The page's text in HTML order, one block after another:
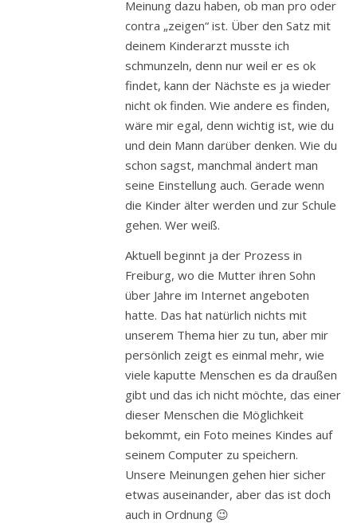
Meinung dazu haben, ob man pro oder
contra „zeigen“ ist. Über den Satz mit
deinem Kinderarzt musste ich
schmunzeln, denn nur weil er es ok
findet, kann der Nächste es ja wieder
nicht ok finden. Wie andere es finden,
wäre mir egal, denn wichtig ist, wie du
und dein Mann darüber denken. Wie du
schon sagst, manchmal ändert man
seine Einstellung auch. Gerade wenn
die Kinder älter werden und zur Schule
gehen. Wer weiß.
Aktuell beginnt ja der Prozess in
Freiburg, wo die Mutter ihren Sohn
über Jahre im Internet angeboten
hatte. Das hat natürlich nichts mit
unserem Thema hier zu tun, aber mir
persönlich zeigt es einmal mehr, wie
viele kaputte Menschen es da draußen
gibt und das ich nicht möchte, das einer
dieser Menschen die Möglichkeit
bekommt, ein Foto meines Kindes auf
seinem Computer zu speichern.
Unsere Meinungen gehen hier sicher
etwas auseinander, aber das ist doch
auch in Ordnung 😉